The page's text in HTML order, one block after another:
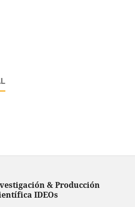
& Producción
IDEOs